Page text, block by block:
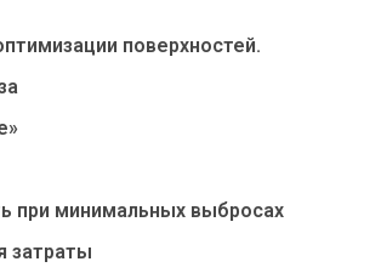
поверхностей.
при минимальных выбросах
затраты